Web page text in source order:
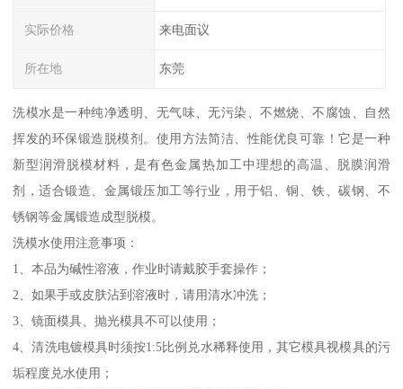
实际价格 来电面议
所在地 东莞
洗模水是一种纯净透明、无气味、无污染、不燃烧、不腐蚀、自然
挥发的环保锻造脱模剂。使用方法简洁、性能优良可靠！它是一种
新型润滑脱模材料，是有色金属热加工中理想的高温、脱膜润滑
剂，适合锻造、金属锻压加工等行业，用于铝、铜、铁、碳钢、不
锈钢等金属锻造成型脱模。
洗模水使用注意事项：
1、本品为碱性溶液，作业时请戴胶手套操作；
2、如果手或皮肤沾到溶液时，请用清水冲洗；
3、镜面模具、抛光模具不可以使用；
4、清洗电镀模具时须按1:5比例兑水稀释使用，其它模具视模具的污
垢程度兑水使用；